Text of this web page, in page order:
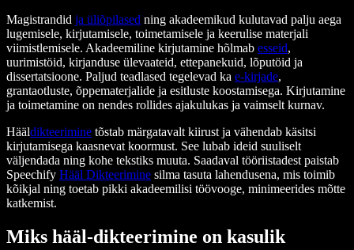
Magistrandid ja üliõpilased ning akadeemikud kulutavad palju aega
lugemisele, kirjutamisele, toimetamisele ja keerulise materjali
viimistlemisele. Akadeemiline kirjutamine hõlmab esseid,
uurimistöid, kirjanduse ülevaateid, ettepanekuid, lõputöid ja
dissertatsioone. Paljud teadlased tegelevad ka e-kirjade,
grantaotluste, õppematerjalide ja esitluste koostamisega. Kirjutamine
ja toimetamine on nendes rollides ajakulukas ja vaimselt kurnav.
Hääldikteerimine tõstab märgatavalt kiirust ja vähendab käsitsi
kirjutamisega kaasnevat koormust. See lubab ideid suuliselt
väljendada ning kohe tekstiks muuta. Saadaval tööriistadest paistab
Speechify Hääl Dikteerimine silma tasuta lahendusena, mis toimib
kõikjal ning toetab pikki akadeemilisi töövooge, minimeerides mõtte
katkemist.
Miks hääl-dikteerimine on kasulik